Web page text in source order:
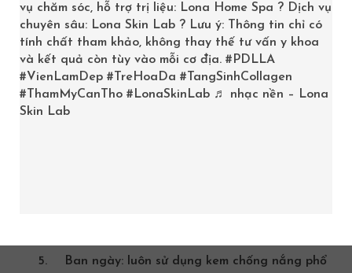
Quy trình cơ bản
Làm sạch: bắt đầu bằng bước rửa mặt phù hợp
với loại da để loại bỏ bụi bẩn và dầu thừa.
Thử phản ứng (patch test): nhỏ một lượng bằng
Ban ngày: luôn sử dụng kem chống nắng phổ
vụ chăm sóc, hỗ trợ trị liệu: Lona Home Spa ? Dịch vụ
chuyên sâu: Lona Skin Lab ? Lưu ý: Thông tin chỉ có
tính chất tham khảo, không thay thế tư vấn y khoa
và kết quả còn tùy vào mỗi cơ địa. #PDLLA
#VienLamDep #TreHoaDa #TangSinhCollagen
#ThamMyCanTho #LonaSkinLab ♬ nhạc nền – Lona
Skin Lab